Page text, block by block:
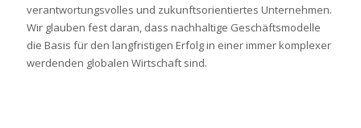
verantwortungsvolles und zukunftsorientiertes Unternehmen.
Wir glauben fest daran, dass nachhaltige Geschäftsmodelle
die Basis für den langfristigen Erfolg in einer immer komplexer
werdenden globalen Wirtschaft sind.